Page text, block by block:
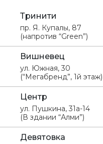
Тринити
пр. Я. Купалы, 87
(напротив “Green”)
Вишневец
ул. Южная, 30
(“Мегабренд”, 1й этаж)
Центр
ул. Пушкина, 31а-14
(В здании “Алми”)
Девятовка